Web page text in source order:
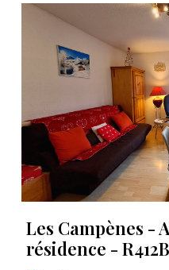
Les Campènes -
résidence -